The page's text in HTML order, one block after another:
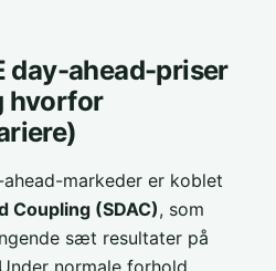
day-ahead-priser
hvorfor
markeder er koblet
Coupling (SDAC), som
sæt resultater på
normale forhold